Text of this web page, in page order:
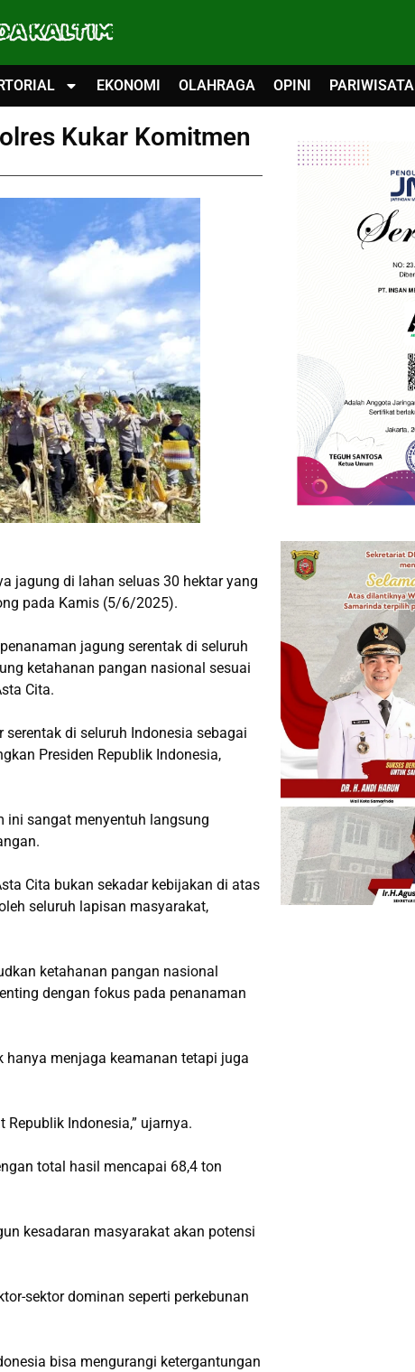
KALTIM
EKONOMI OLAHRAGA OPINI PARIWISATA
Kukar Komitmen
jagung di lahan seluas 30 hektar yang
pada Kamis (5/6/2025).
jagung serentak di seluruh
ketahanan pangan nasional sesuai
Cita.
di seluruh Indonesia sebagai
Presiden Republik Indonesia,
ini sangat menyentuh langsung
Cita bukan sekadar kebijakan di atas
seluruh lapisan masyarakat,
ketahanan pangan nasional
dengan fokus pada penanaman
hanya menjaga keamanan tetapi juga
Indonesia,” ujarnya.
total hasil mencapai 68,4 ton
kesadaran masyarakat akan potensi
sektor dominan seperti perkebunan
bisa mengurangi ketergantungan